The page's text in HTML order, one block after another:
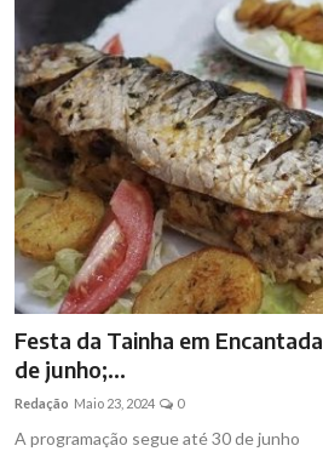
Festa da Tainha em
de junho;...
Redação Maio 23, 2024 0
A programação segue até 30 de junho